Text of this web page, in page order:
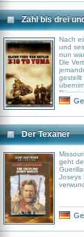
Zähl bis drei
Nach
und
nun
Die
gestellt
Dürre
Seine
Der Texaner
geht
Joseys